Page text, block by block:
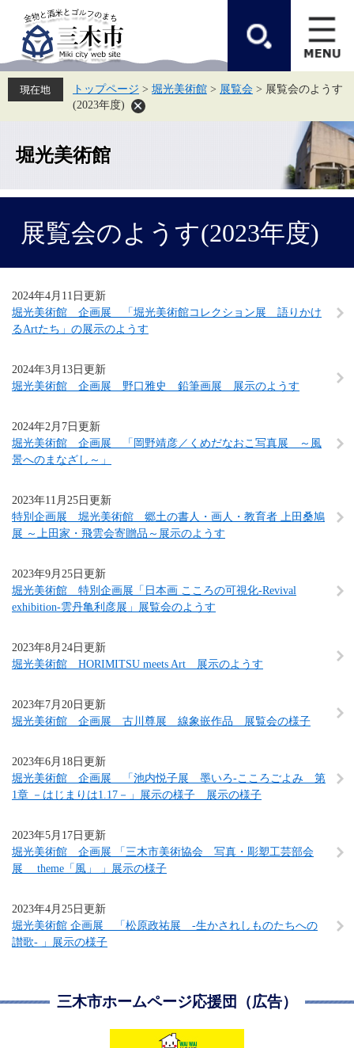
先
頭
を
飛
て
トップページ > 堀光美術館 > 展覧会 > 展覧会のようす
(2023年度)
堀光美術館
展覧会のようす(2023年度)
2024年4月11日更新
堀光美術館 企画展 「堀光美術館コレクション展 語りかけ
るArtたち」の展示のようす
2024年3月13日更新
堀光美術館 企画展 野口雅史 鉛筆画展 展示のようす
2024年2月7日更新
堀光美術館 企画展 「岡野靖彦／くめだなおこ写真展 ～風
景へのまなざし～」
2023年11月25日更新
特別企画展 堀光美術館 郷土の書人・画人・教育者 上田桑鳩
展 ～上田家・飛雲会寄贈品～展示のようす
2023年9月25日更新
堀光美術館 特別企画展「日本画 こころの可視化-Revival
exhibition-雲丹亀利彦展」展覧会のようす
2023年8月24日更新
堀光美術館 HORIMITSU meets Art 展示のようす
2023年7月20日更新
堀光美術館 企画展 古川尊展 線象嵌作品 展覧会の様子
2023年6月18日更新
堀光美術館 企画展 「池内悦子展 墨いろ-こころごよみ 第
1章 －はじまりは1.17－」展示の様子 展示の様子
2023年5月17日更新
堀光美術館 企画展 「三木市美術協会 写真・彫塑工芸部会
展 theme「風」 」展示の様子
2023年4月25日更新
堀光美術館 企画展 「松原政祐展 -生かされしものたちへの
讃歌- 」展示の様子
三木市ホームページ応援団（広告）